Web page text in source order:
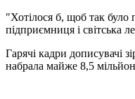
"Хотілося б, щоб так було
підприємниця і світська
Гарячі кадри дописувачі
набрала майже 8,5